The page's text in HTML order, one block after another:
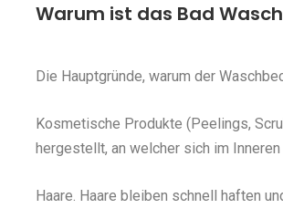
Warum ist das Bad
Die Hauptgründe, warum der
Kosmetische Produkte (Peelings,
hergestellt, an welcher sich im
Haare. Haare bleiben schnell haften